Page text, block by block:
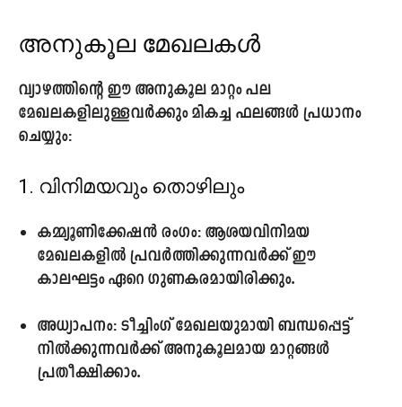
അനുകൂല മേഖലകൾ
വ്യാഴത്തിന്റെ ഈ അനുകൂല മാറ്റം പല
മേഖലകളിലുള്ളവർക്കും മികച്ച ഫലങ്ങൾ പ്രധാനം
ചെയ്യും:
1. വിനിമയവും തൊഴിലും
കമ്മ്യൂണിക്കേഷൻ രംഗം: ആശയവിനിമയ
മേഖലകളിൽ പ്രവർത്തിക്കുന്നവർക്ക് ഈ
കാലഘട്ടം ഏറെ ഗുണകരമായിരിക്കും.
അധ്യാപനം: ടീച്ചിംഗ് മേഖലയുമായി ബന്ധപ്പെട്ട്
നിൽക്കുന്നവർക്ക് അനുകൂലമായ മാറ്റങ്ങൾ
പ്രതീക്ഷിക്കാം.